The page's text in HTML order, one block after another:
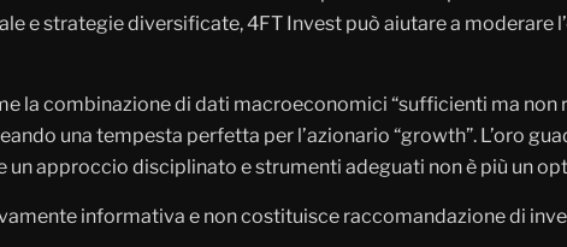
e strategie diversificate, 4FT Invest può aiutare a moderare
la combinazione di dati macroeconomici “sufficienti ma non
una tempesta perfetta per l’azionario “growth”. L’oro
un approccio disciplinato e strumenti adeguati non è più un
informativa e non costituisce raccomandazione di